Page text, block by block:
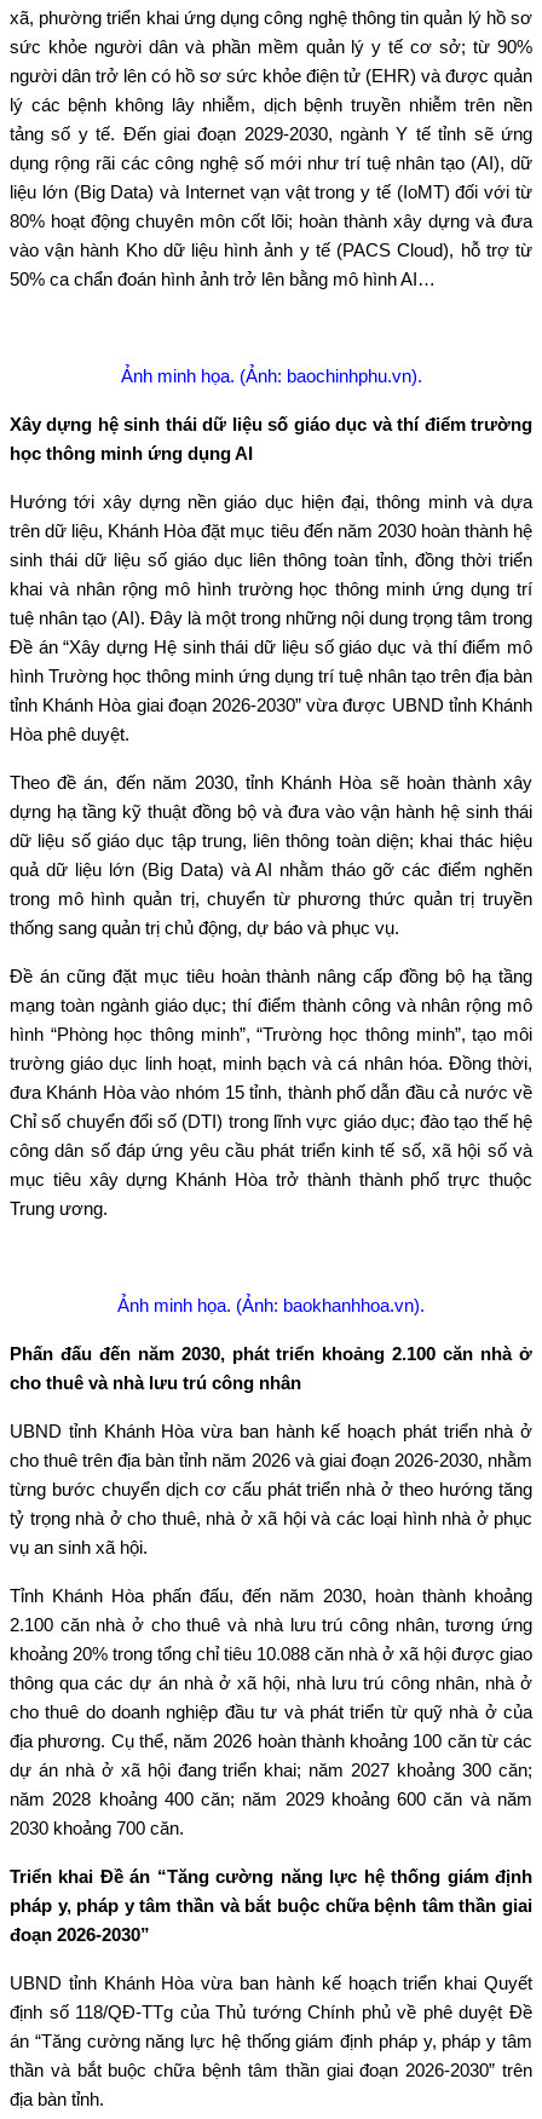
xã, phường triển khai ứng dụng công nghệ thông tin quản lý hồ sơ
sức khỏe người dân và phần mềm quản lý y tế cơ sở; từ 90%
người dân trở lên có hồ sơ sức khỏe điện tử (EHR) và được quản
lý các bệnh không lây nhiễm, dịch bệnh truyền nhiễm trên nền
tảng số y tế. Đến giai đoạn 2029-2030, ngành Y tế tỉnh sẽ ứng
dụng rộng rãi các công nghệ số mới như trí tuệ nhân tạo (AI), dữ
liệu lớn (Big Data) và Internet vạn vật trong y tế (IoMT) đối với từ
80% hoạt động chuyên môn cốt lõi; hoàn thành xây dựng và đưa
vào vận hành Kho dữ liệu hình ảnh y tế (PACS Cloud), hỗ trợ từ
50% ca chẩn đoán hình ảnh trở lên bằng mô hình AI…
Ảnh minh họa. (Ảnh: baochinhphu.vn).
Xây dựng hệ sinh thái dữ liệu số giáo dục và thí điểm trường
học thông minh ứng dụng AI
Hướng tới xây dựng nền giáo dục hiện đại, thông minh và dựa
trên dữ liệu, Khánh Hòa đặt mục tiêu đến năm 2030 hoàn thành hệ
sinh thái dữ liệu số giáo dục liên thông toàn tỉnh, đồng thời triển
khai và nhân rộng mô hình trường học thông minh ứng dụng trí
tuệ nhân tạo (AI). Đây là một trong những nội dung trọng tâm trong
Đề án “Xây dựng Hệ sinh thái dữ liệu số giáo dục và thí điểm mô
hình Trường học thông minh ứng dụng trí tuệ nhân tạo trên địa bàn
tỉnh Khánh Hòa giai đoạn 2026-2030” vừa được UBND tỉnh Khánh
Hòa phê duyệt.
Theo đề án, đến năm 2030, tỉnh Khánh Hòa sẽ hoàn thành xây
dựng hạ tầng kỹ thuật đồng bộ và đưa vào vận hành hệ sinh thái
dữ liệu số giáo dục tập trung, liên thông toàn diện; khai thác hiệu
quả dữ liệu lớn (Big Data) và AI nhằm tháo gỡ các điểm nghẽn
trong mô hình quản trị, chuyển từ phương thức quản trị truyền
thống sang quản trị chủ động, dự báo và phục vụ.
Đề án cũng đặt mục tiêu hoàn thành nâng cấp đồng bộ hạ tầng
mạng toàn ngành giáo dục; thí điểm thành công và nhân rộng mô
hình “Phòng học thông minh”, “Trường học thông minh”, tạo môi
trường giáo dục linh hoạt, minh bạch và cá nhân hóa. Đồng thời,
đưa Khánh Hòa vào nhóm 15 tỉnh, thành phố dẫn đầu cả nước về
Chỉ số chuyển đổi số (DTI) trong lĩnh vực giáo dục; đào tạo thế hệ
công dân số đáp ứng yêu cầu phát triển kinh tế số, xã hội số và
mục tiêu xây dựng Khánh Hòa trở thành thành phố trực thuộc
Trung ương.
Ảnh minh họa. (Ảnh: baokhanhhoa.vn).
Phấn đấu đến năm 2030, phát triển khoảng 2.100 căn nhà ở
cho thuê và nhà lưu trú công nhân
UBND tỉnh Khánh Hòa vừa ban hành kế hoạch phát triển nhà ở
cho thuê trên địa bàn tỉnh năm 2026 và giai đoạn 2026-2030, nhằm
từng bước chuyển dịch cơ cấu phát triển nhà ở theo hướng tăng
tỷ trọng nhà ở cho thuê, nhà ở xã hội và các loại hình nhà ở phục
vụ an sinh xã hội.
Tỉnh Khánh Hòa phấn đấu, đến năm 2030, hoàn thành khoảng
2.100 căn nhà ở cho thuê và nhà lưu trú công nhân, tương ứng
khoảng 20% trong tổng chỉ tiêu 10.088 căn nhà ở xã hội được giao
thông qua các dự án nhà ở xã hội, nhà lưu trú công nhân, nhà ở
cho thuê do doanh nghiệp đầu tư và phát triển từ quỹ nhà ở của
địa phương. Cụ thể, năm 2026 hoàn thành khoảng 100 căn từ các
dự án nhà ở xã hội đang triển khai; năm 2027 khoảng 300 căn;
năm 2028 khoảng 400 căn; năm 2029 khoảng 600 căn và năm
2030 khoảng 700 căn.
Triển khai Đề án “Tăng cường năng lực hệ thống giám định
pháp y, pháp y tâm thần và bắt buộc chữa bệnh tâm thần giai
đoạn 2026-2030”
UBND tỉnh Khánh Hòa vừa ban hành kế hoạch triển khai Quyết
định số 118/QĐ-TTg của Thủ tướng Chính phủ về phê duyệt Đề
án “Tăng cường năng lực hệ thống giám định pháp y, pháp y tâm
thần và bắt buộc chữa bệnh tâm thần giai đoạn 2026-2030” trên
địa bàn tỉnh.